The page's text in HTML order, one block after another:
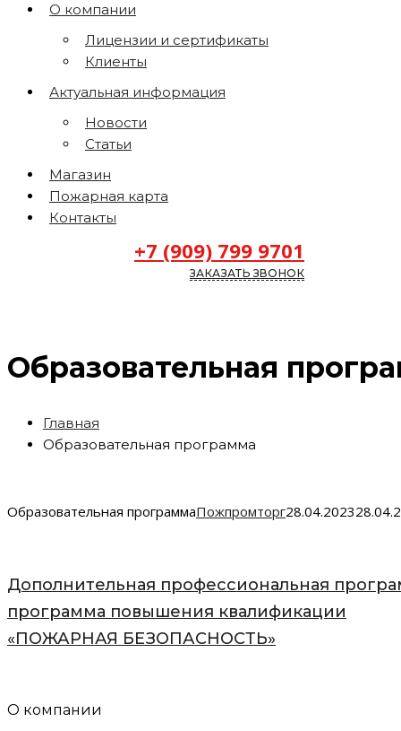
О компании
Лицензии и сертификаты
Клиенты
Актуальная информация
Новости
Статьи
Магазин
Пожарная карта
Контакты
+7 (909) 799 9701
ЗАКАЗАТЬ ЗВОНОК
Образовательная
Главная
Образовательная программа
Образовательная программаПожпромторг28.04.2023
Дополнительная профессиональная
программа повышения квалификации
«ПОЖАРНАЯ БЕЗОПАСНОСТЬ»
О компании